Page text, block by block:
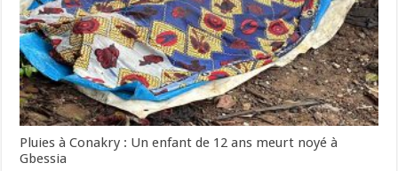
Pluies à Conakry : Un enfant de 12 ans meurt noyé à
Gbessia